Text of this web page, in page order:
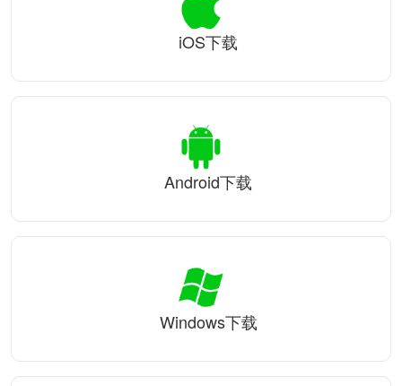
iOS下载
Android下载
Windows下载